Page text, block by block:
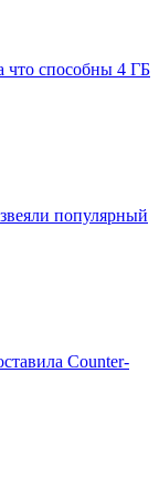
что способны 4 ГБ
популярный
Counter-